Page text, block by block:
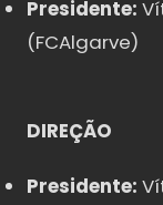
Presidente:
(FCAlgarve)
DIREÇÃO
Presidente: